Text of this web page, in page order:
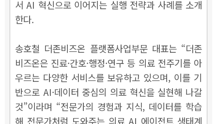
서 AI 혁신으로 이어지는 실행 전략과 사례를 소개
한다.
송호철 더존비즈온 플랫폼사업부문 대표는 “더존
비즈온은 진료·간호·행정·연구 등 의료 전주기를 아
우르는 다양한 서비스를 보유하고 있으며, 이를 기
반으로 AI·데이터 중심의 의료 혁신을 실현해 나갈
것”이라며 “전문가의 경험과 지식, 데이터를 학습
해 전문가처럼 도와주는 의료 AI 에이전트 생태계